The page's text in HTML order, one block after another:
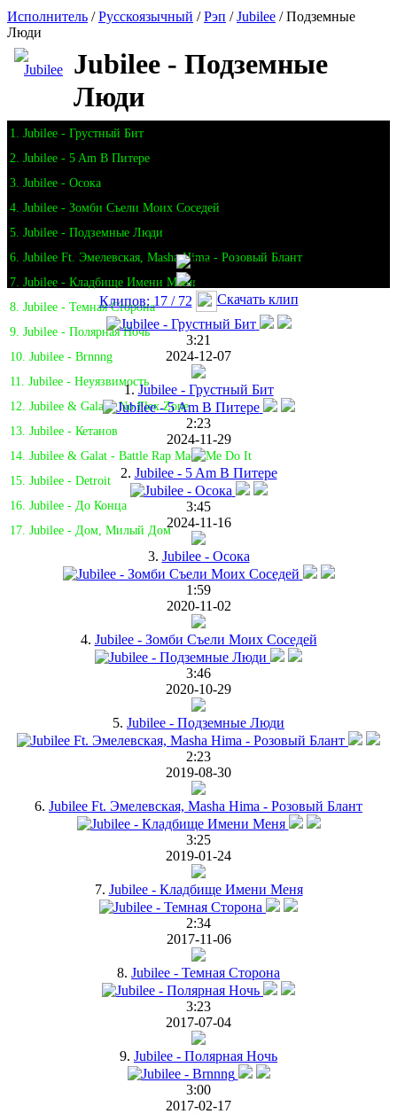
Исполнитель /Русскоязычный /Рэп /Jubilee / Подземные
Люди
Jubilee - Подземные
Люди
1. Jubilee - Грустный Бит
2. Jubilee - 5 Am В Питере
3. Jubilee - Осока
4. Jubilee - Зомби Съели Моих Соседей
5. Jubilee - Подземные Люди
6. Jubilee Ft. Эмелевская, Masha Hima - Розовый Блант
7. Jubilee - Кладбище Имени Меня
8. Jubilee - Темная Сторона
9. Jubilee - Полярная Ночь
10. Jubilee - Brnnng
11. Jubilee - Неуязвимость
12. Jubilee & Galat - No Flex Zone
13. Jubilee - Кетанов
14. Jubilee & Galat - Battle Rap Made Me Do It
15. Jubilee - Detroit
16. Jubilee - До Конца
17. Jubilee - Дом, Милый Дом
Клипов: 17 / 72 Скачать клип
3:21
2024-12-07
1.Jubilee - Грустный Бит
2:23
2024-11-29
2. Jubilee - 5 Am В Питере
3:45
2024-11-16
3. Jubilee - Осока
1:59
2020-11-02
4. Jubilee - Зомби Съели Моих Соседей
3:46
2020-10-29
5. Jubilee - Подземные Люди
2:23
2019-08-30
6. Jubilee Ft. Эмелевская, Masha Hima - Розовый Блант
3:25
2019-01-24
7. Jubilee - Кладбище Имени Меня
2:34
2017-11-06
8. Jubilee - Темная Сторона
3:23
2017-07-04
9. Jubilee - Полярная Ночь
3:00
2017-02-17